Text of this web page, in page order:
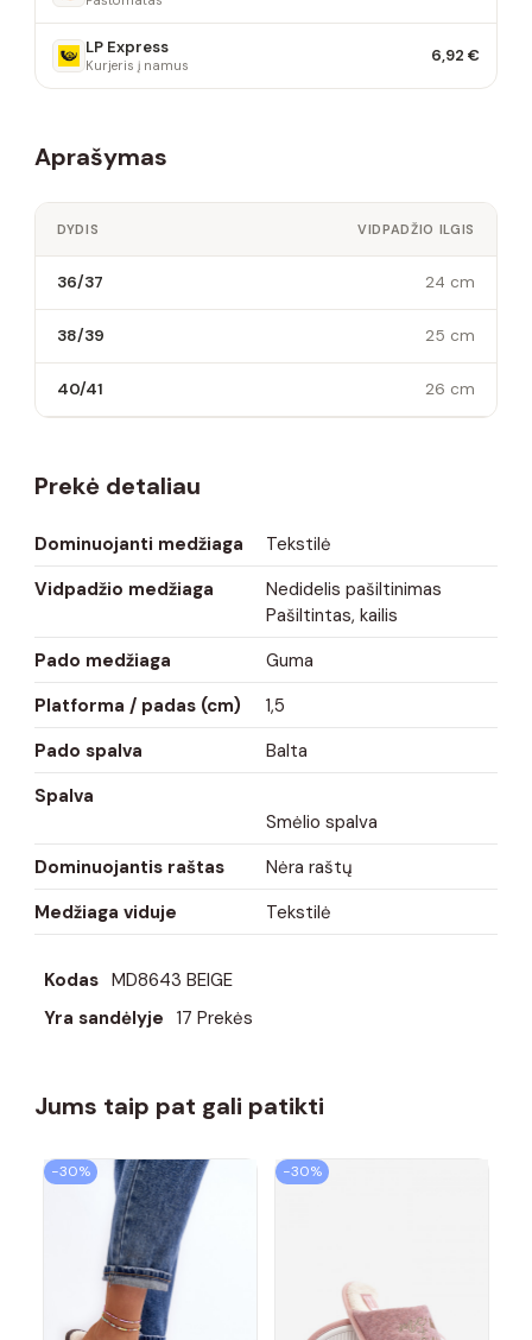
LP Express
Kurjeris į namus 6,92 €
Aprašymas
DYDIS VIDPADŽIO ILGIS
36/37 24 cm
38/39 25 cm
40/41 26 cm
Prekė detaliau
Dominuojanti medžiaga
Tekstilė
Vidpadžio medžiaga
Nedidelis pašiltinimas
Pašiltintas, kailis
Pado medžiaga
Guma
Platforma / padas (cm)
1,5
Pado spalva
Balta
Spalva
Smėlio spalva
Dominuojantis raštas
Nėra raštų
Medžiaga viduje
Tekstilė
Kodas MD8643 BEIGE
Yra sandėlyje 17 Prekės
Jums taip pat gali patikti
−30% −30%